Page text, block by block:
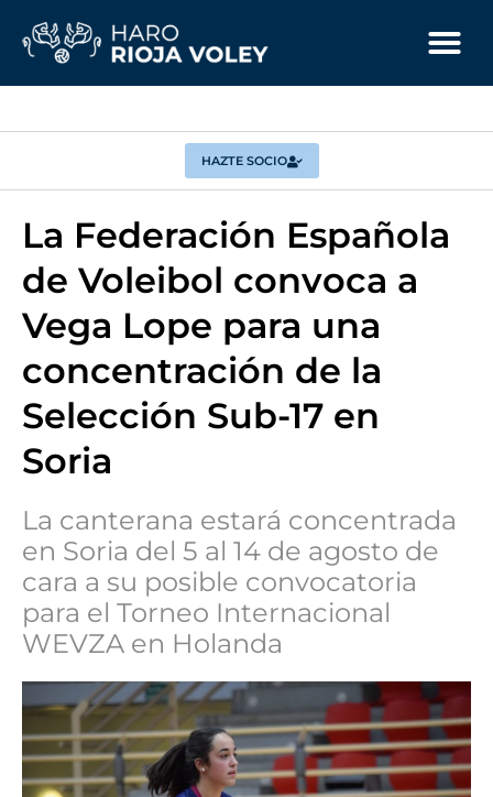
HAZTE SOCIO
La Federación Española
de Voleibol convoca a
Vega Lope para una
concentración de la
Selección Sub-17 en
Soria
La canterana estará concentrada
en Soria del 5 al 14 de agosto de
cara a su posible convocatoria
para el Torneo Internacional
WEVZA en Holanda